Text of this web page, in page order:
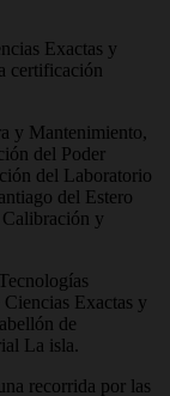
Exactas y
certificación
y Mantenimiento,
del Poder
del Laboratorio
del Estero
y
Exactas y
de
La isla.
recorrida por las